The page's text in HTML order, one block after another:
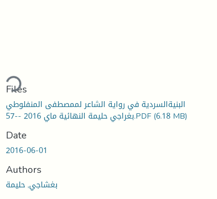
Files
البنيةالسردية في رواية الشاعر لممصطفى المنفلوطي
بغراجي حليمة النهائية ماي 2016 --57.PDF(6.18 MB)
Date
2016-06-01
Authors
بغشاجي, حليمة